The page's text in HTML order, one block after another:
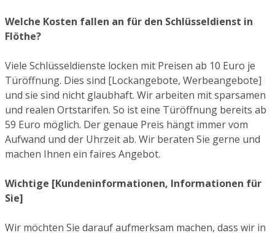
Welche Kosten fallen an für den Schlüsseldienst in
Flöthe?
Viele Schlüsseldienste locken mit Preisen ab 10 Euro je
Türöffnung. Dies sind [Lockangebote, Werbeangebote]
und sie sind nicht glaubhaft. Wir arbeiten mit sparsamen
und realen Ortstarifen. So ist eine Türöffnung bereits ab
59 Euro möglich. Der genaue Preis hängt immer vom
Aufwand und der Uhrzeit ab. Wir beraten Sie gerne und
machen Ihnen ein faires Angebot.
Wichtige [Kundeninformationen, Informationen für
Sie]
Wir möchten Sie darauf aufmerksam machen, dass wir in